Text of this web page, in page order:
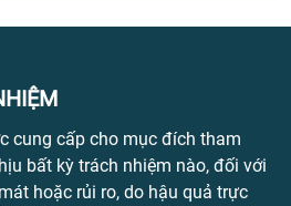
cung cấp cho mục đích tham
bất kỳ trách nhiệm nào, đối với
hoặc rủi ro, do hậu quả trực